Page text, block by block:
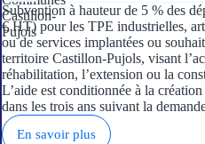
Subvention à hauteur de 5 % des
€ HT) pour les TPE industrielles,
ou de services implantées ou
territoire Castillon-Pujols, visant
réhabilitation, l’extension ou la
L’aide est conditionnée à la
dans les trois ans suivant la
En savoir plus